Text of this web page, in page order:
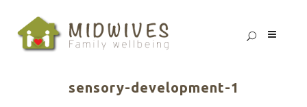
sensory-development-1